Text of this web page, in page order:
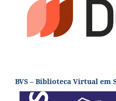
BVS – Biblioteca Virtual em